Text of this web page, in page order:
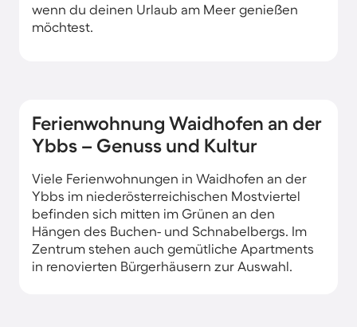
wenn du deinen Urlaub am Meer genießen
möchtest.
Ferienwohnung Waidhofen an der
Ybbs – Genuss und Kultur
Viele Ferienwohnungen in Waidhofen an der
Ybbs im niederösterreichischen Mostviertel
befinden sich mitten im Grünen an den
Hängen des Buchen- und Schnabelbergs. Im
Zentrum stehen auch gemütliche Apartments
in renovierten Bürgerhäusern zur Auswahl.